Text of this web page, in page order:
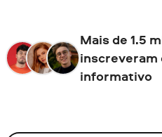
Mais de 1.5
inscreveram
informativo